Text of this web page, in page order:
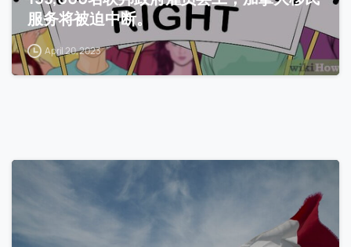
服务将被迫中断。
April 20, 2023